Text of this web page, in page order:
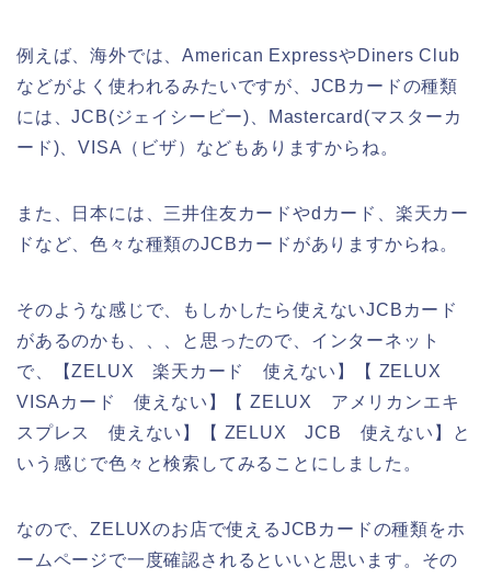
例えば、海外では、American ExpressやDiners Club
などがよく使われるみたいですが、JCBカードの種類
には、JCB(ジェイシービー)、Mastercard(マスターカ
ード)、VISA（ビザ）などもありますからね。
また、日本には、三井住友カードやdカード、楽天カー
ドなど、色々な種類のJCBカードがありますからね。
そのような感じで、もしかしたら使えないJCBカード
があるのかも、、、と思ったので、インターネット
で、【ZELUX 楽天カード 使えない】【 ZELUX
VISAカード 使えない】【 ZELUX アメリカンエキ
スプレス 使えない】【 ZELUX JCB 使えない】と
いう感じで色々と検索してみることにしました。
なので、ZELUXのお店で使えるJCBカードの種類をホ
ームページで一度確認されるといいと思います。その